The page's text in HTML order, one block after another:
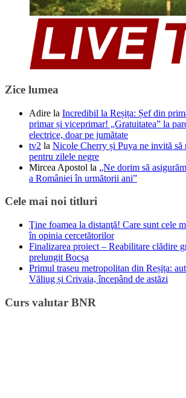
Zice lumea
Adire la Incredibil la Reșița: Șef din
primar și viceprimar! „Gratuitatea” la
electrice, doar pe jumătate
tv2 la Nicole Cherry și Puya ne invită să
pentru zilele negre
Mircea Apostol la „Ne dorim să
a României în următorii ani”
Cele mai noi titluri
Ţine foamea la distanţă! Care sunt cele
în opinia cercetătorilor
Finalizarea proiect – Reabilitare clădire
prelungit Bocșa
Primul traseu metropolitan din Reșița:
Văliug și Crivaia, începând de astăzi
Curs valutar BNR